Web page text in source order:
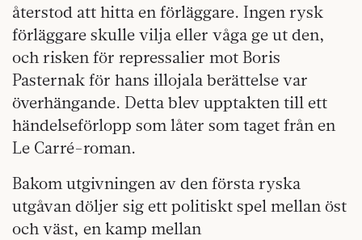
återstod att hitta en förläggare. Ingen rysk
förläggare skulle vilja eller våga ge ut den,
och risken för repressalier mot Boris
Pasternak för hans illojala berättelse var
överhängande. Detta blev upptakten till ett
händelseförlopp som låter som taget från en
Le Carré-roman.
Bakom utgivningen av den första ryska
utgåvan döljer sig ett politiskt spel mellan öst
och väst, en kamp mellan